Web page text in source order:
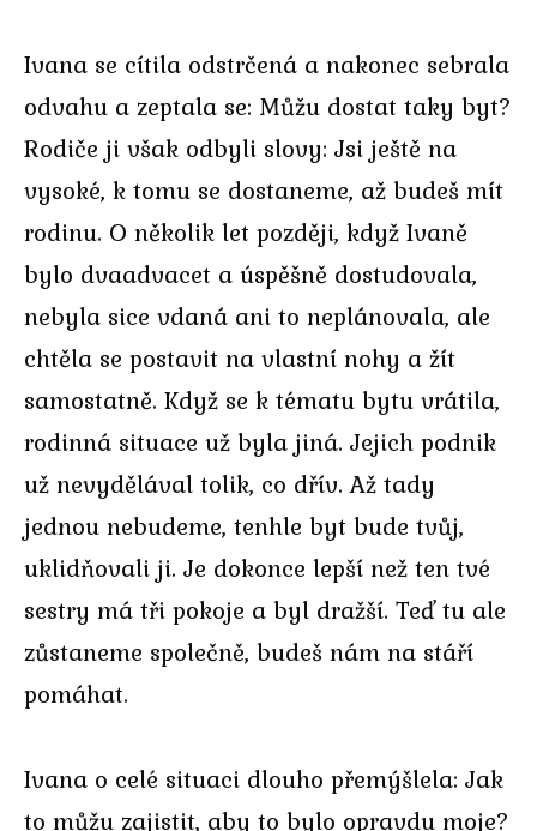
Ivana se cítila odstrčená a nakonec sebrala
odvahu a zeptala se: Můžu dostat taky byt?
Rodiče ji však odbyli slovy: Jsi ještě na
vysoké, k tomu se dostaneme, až budeš mít
rodinu. O několik let později, když Ivaně
bylo dvaadvacet a úspěšně dostudovala,
nebyla sice vdaná ani to neplánovala, ale
chtěla se postavit na vlastní nohy a žít
samostatně. Když se k tématu bytu vrátila,
rodinná situace už byla jiná. Jejich podnik
už nevydělával tolik, co dřív. Až tady
jednou nebudeme, tenhle byt bude tvůj,
uklidňovali ji. Je dokonce lepší než ten tvé
sestry má tři pokoje a byl dražší. Teď tu ale
zůstaneme společně, budeš nám na stáří
pomáhat.
Ivana o celé situaci dlouho přemýšlela: Jak
to můžu zajistit, aby to bylo opravdu moje?